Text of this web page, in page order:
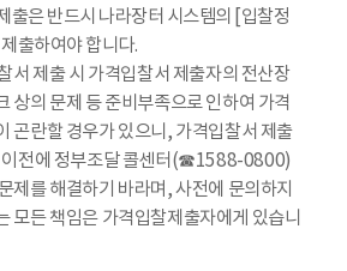
출은 반드시 나라장터 시스템의 [입찰정
출하여야 합니다.
서 제출 시 가격입찰서 제출자의 전산장
상의 문제 등 준비부족으로 인하여 가격
곤란할 경우가 있으니, 가격입찰서 제출
이전에 정부조달 콜센터(☎1588-0800)
제를 해결하기 바라며, 사전에 문의하지
모든 책임은 가격입찰제출자에게 있습니